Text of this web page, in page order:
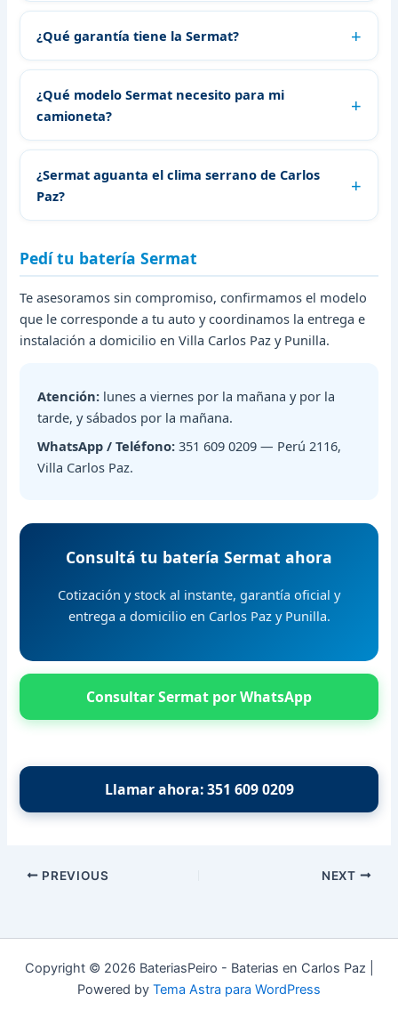
¿Qué garantía tiene la Sermat?
¿Qué modelo Sermat necesito para mi
camioneta?
¿Sermat aguanta el clima serrano de Carlos
Paz?
Pedí tu batería Sermat
Te asesoramos sin compromiso, confirmamos el modelo
que le corresponde a tu auto y coordinamos la entrega e
instalación a domicilio en Villa Carlos Paz y Punilla.
Atención: lunes a viernes por la mañana y por la
tarde, y sábados por la mañana.
WhatsApp / Teléfono: 351 609 0209 — Perú 2116,
Villa Carlos Paz.
Consultá tu batería Sermat ahora
Cotización y stock al instante, garantía oficial y
entrega a domicilio en Carlos Paz y Punilla.
Consultar Sermat por WhatsApp
Llamar ahora: 351 609 0209
PREVIOUS NEXT
Copyright © 2026 BateriasPeiro - Baterias en Carlos Paz |
Powered by Tema Astra para WordPress